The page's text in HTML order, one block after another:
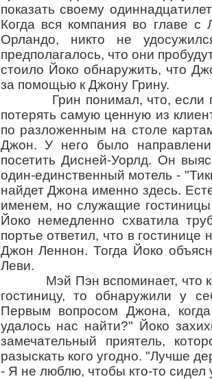
показать своему
Когда вся компания во главе
Орландо, никто не
предполагалось, что они
стоило Йоко обнаружить, что
за помощью к Джону Грину.
Грин понимал, что, если
потерять самую ценную из
по разложенным на столе
Джон. У него было
посетить Дисней-Уорлд. Он
один-единственный мотель -
найдет Джона именно здесь.
именем, но служащие
Йоко немедленно схватила
портье ответил, что в
Джон Леннон. Тогда Йоко
Леви.
Мэй Пэн вспоминает, что
гостиницу, то обнаружили у
Первым вопросом Джона,
удалось нас найти?" Йоко
замечательный приятель,
разыскать кого угодно. "Лучше
- Я не люблю, чтобы кто-то сидел